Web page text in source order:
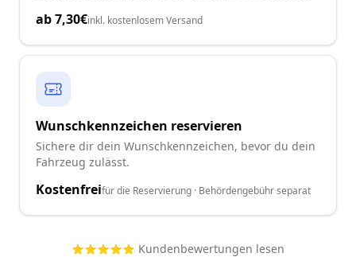
ab7,30€inkl. kostenlosem Versand
Wunschkennzeichen reservieren
Sichere dir dein Wunschkennzeichen, bevor du dein
Fahrzeug zulässt.
Kostenfreifür die Reservierung · Behördengebühr separat
Kundenbewertungen lesen